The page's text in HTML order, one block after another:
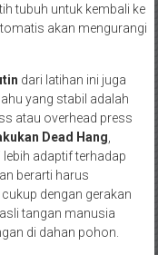
tubuh untuk kembali ke
akan mengurangi
dari latihan ini juga
yang stabil adalah
atau overhead press
Dead Hang
adaptif terhadap
berarti harus
dengan gerakan
tangan manusia
di dahan pohon.